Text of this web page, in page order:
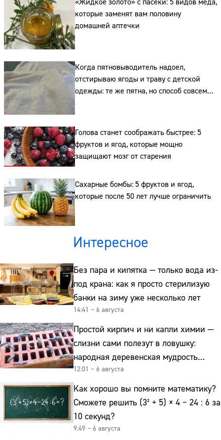
«Жидкое золото» с пасеки: 5 видов мёда,
которые заменят вам половину
домашней аптечки
Когда пятновыводитель надоел,
отстирываю ягоды и траву с детской
одежды: те же пятна, но способ совсем
другой и без хлорки
Голова станет соображать быстрее: 5
фруктов и ягод, которые мощно
защищают мозг от старения
Сахарные бомбы: 5 фруктов и ягод,
которые после 50 лет лучше ограничить
Интересное
Без пара и кипятка — только вода из-
под крана: как я просто стерилизую
банки на зиму уже несколько лет
14:41 – 6 августа
Простой кирпич и ни капли химии —
слизни сами полезут в ловушку:
народная деревенская мудрость
реально работает
12:01 – 6 августа
Как хорошо вы помните математику?
Сможете решить (3² + 5) × 4 − 24 : 6 за
10 секунд?
9:49 – 6 августа
Адрес: